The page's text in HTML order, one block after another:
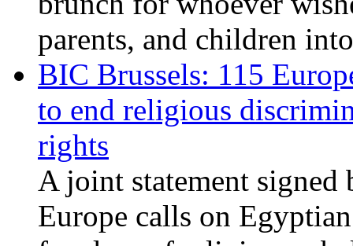
parents, and children
BIC Brussels: 115
to end religious
rights
A joint statement signed
Europe calls on